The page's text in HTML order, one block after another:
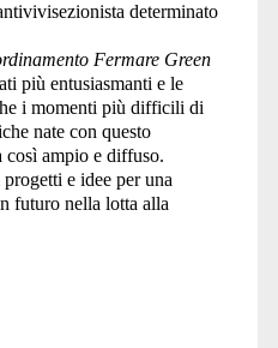
determinato
Fermare Green
più entusiasmanti e le
i momenti più difficili di
nate con questo
ampio e diffuso.
e idee per una
futuro nella lotta alla